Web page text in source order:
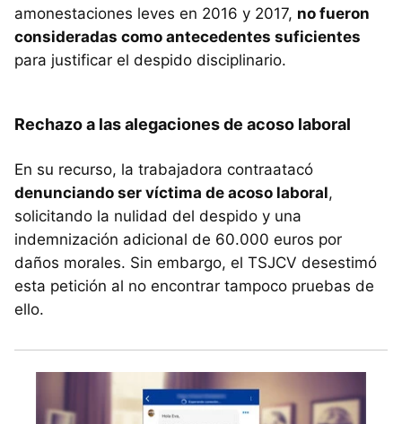
amonestaciones leves en 2016 y 2017, no fueron
consideradas como antecedentes suficientes
para justificar el despido disciplinario.
Rechazo a las alegaciones de acoso laboral
En su recurso, la trabajadora contraatacó
denunciando ser víctima de acoso laboral,
solicitando la nulidad del despido y una
indemnización adicional de 60.000 euros por
daños morales. Sin embargo, el TSJCV desestimó
esta petición al no encontrar tampoco pruebas de
ello.